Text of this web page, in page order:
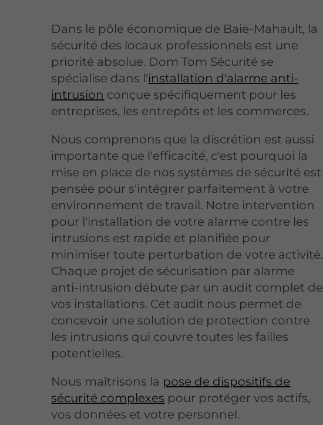
Dans le pôle économique de Baie-Mahault, la
sécurité des locaux professionnels est une
priorité absolue. Dom Tom Sécurité se
spécialise dans l'installation d'alarme anti-
intrusion conçue spécifiquement pour les
entreprises, les entrepôts et les commerces.
Nous comprenons que la discrétion est aussi
importante que l'efficacité, c'est pourquoi la
mise en place de nos systèmes de sécurité est
pensée pour s'intégrer parfaitement à votre
environnement de travail. Notre intervention
pour l'installation de votre alarme contre les
intrusions est rapide et planifiée pour
minimiser toute perturbation de votre activité.
Chaque projet de sécurisation par alarme
anti-intrusion débute par un audit complet de
vos installations. Cet audit nous permet de
concevoir une solution de protection contre
les intrusions qui couvre toutes les failles
potentielles.
Nous maîtrisons la pose de dispositifs de
sécurité complexes pour protéger vos actifs,
vos données et votre personnel.